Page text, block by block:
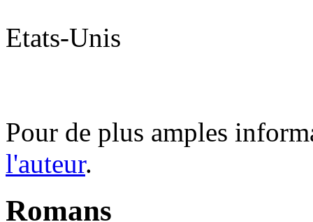
Etats-Unis
Pour de plus amples
l'auteur.
Romans